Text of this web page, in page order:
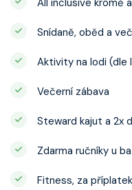
All inclusive kromě
Snídaně, oběd a
Aktivity na lodi (dle
Večerní zábava
Steward kajut a 2x
Zdarma ručníky u
Fitness, za